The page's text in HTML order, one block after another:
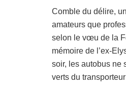
Comble du délire,
amateurs que
selon le vœu de la
mémoire de l’ex-
soir, les autobus ne
verts du